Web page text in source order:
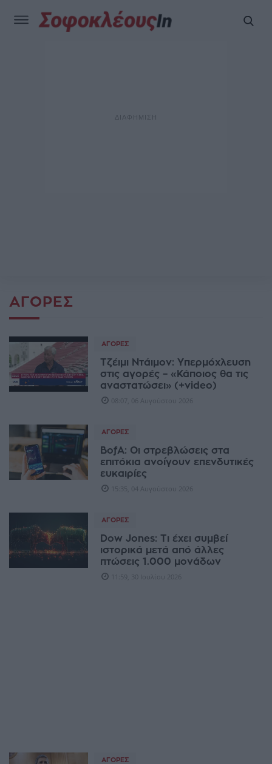
ΑΓΟΡΈΣ
ΑΓΟΡΈΣ
Τζέιμι Ντάιμον: Υπερμόχλευση
στις αγορές – «Κάποιος θα τις
αναστατώσει» (+video)
08:07, 06 Αυγούστου 2026
ΑΓΟΡΈΣ
BofA: Οι στρεβλώσεις στα
επιτόκια ανοίγουν επενδυτικές
ευκαιρίες
15:35, 04 Αυγούστου 2026
ΑΓΟΡΈΣ
Dow Jones: Τι έχει συμβεί
ιστορικά μετά από άλλες
πτώσεις 1.000 μονάδων
11:59, 30 Ιουλίου 2026
ΑΓΟΡΈΣ